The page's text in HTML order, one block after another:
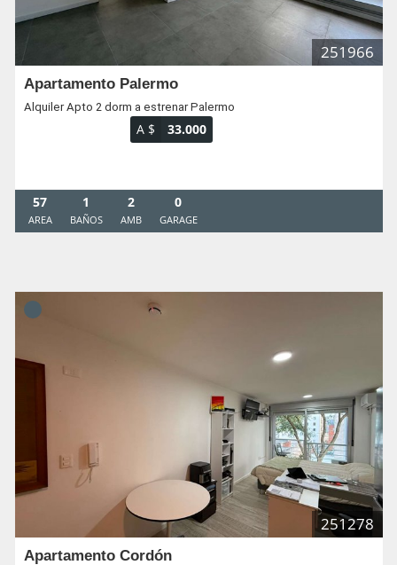
251966
Apartamento Palermo
Alquiler Apto 2 dorm a estrenar Palermo
A $ 33.000
57
AREA
1
BAÑOS
2
AMB
0
GARAGE
251278
Apartamento Cordón